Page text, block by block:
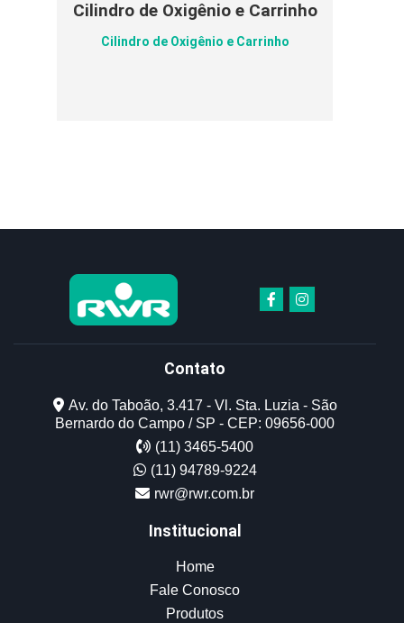
Cilindro de Oxigênio e Carrinho
Cilindro de Oxigênio e Carrinho
Contato
Av. do Taboão, 3.417 - Vl. Sta. Luzia - São
Bernardo do Campo / SP - CEP: 09656-000
(11) 3465-5400
(11) 94789-9224
rwr@rwr.com.br
Institucional
Home
Fale Conosco
Produtos